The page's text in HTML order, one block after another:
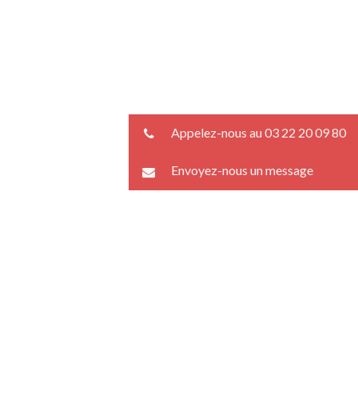
Appelez-nous au 03 22 20 09 80
Envoyez-nous un message